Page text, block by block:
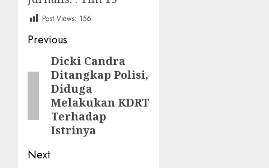
Post Views: 156
Post
navigation
Previous
Previous
post:
Dicki Candra
Ditangkap Polisi,
Diduga
Melakukan KDRT
Terhadap
Istrinya
Next